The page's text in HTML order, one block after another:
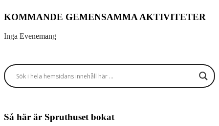
KOMMANDE GEMENSAMMA AKTIVITETER
Inga Evenemang
Så här är Spruthuset bokat